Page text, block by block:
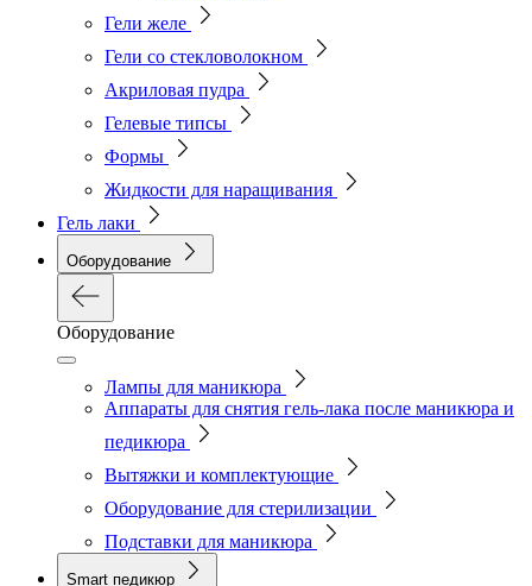
Гели желе
Гели со стекловолокном
Акриловая пудра
Гелевые типсы
Формы
Жидкости для наращивания
Гель лаки
Оборудование
Оборудование
Лампы для маникюра
Аппараты для снятия гель-лака после маникюра и
педикюра
Вытяжки и комплектующие
Оборудование для стерилизации
Подставки для маникюра
Smart педикюр